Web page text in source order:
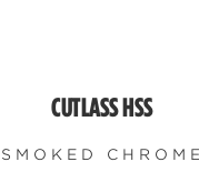
CUTLASS HSS
SMOKED CHROME